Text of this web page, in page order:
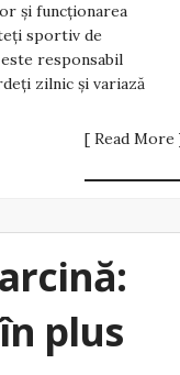
și funcționarea
sportiv de
responsabil
zilnic și variază
[ Read More
plus